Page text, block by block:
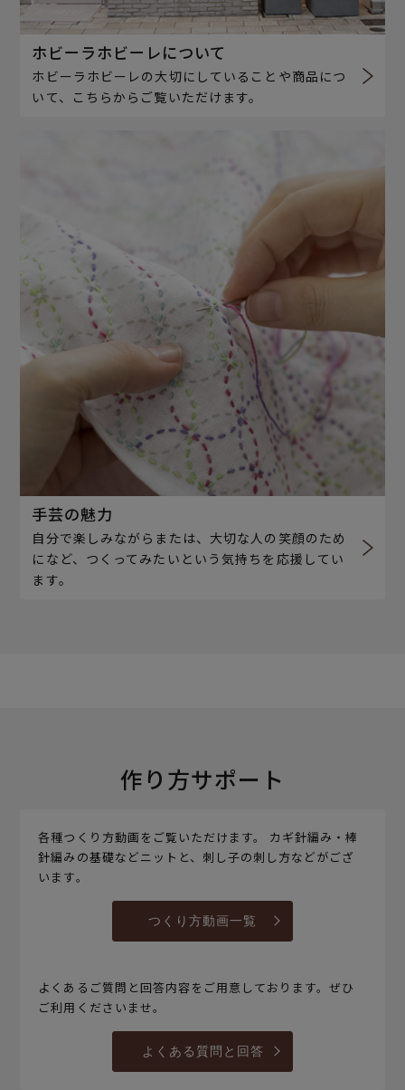
ホビーラホビーレについて
ホビーラホビーレの大切にしていることや商品につ
いて、こちらからご覧いただけます。
手芸の魅力
自分で楽しみながらまたは、大切な人の笑顔のため
になど、つくってみたいという気持ちを応援してい
ます。
作り方サポート
各種つくり方動画をご覧いただけます。 カギ針編み・棒
針編みの基礎などニットと、刺し子の刺し方などがござ
います。
つくり方動画一覧
よくあるご質問と回答内容をご用意しております。ぜひ
ご利用くださいませ。
よくある質問と回答